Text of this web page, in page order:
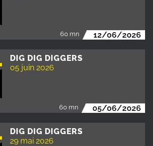
60 mn 12/06/2026
DIG DIG DIGGERS
05 juin 2026
60 mn 05/06/2026
DIG DIG DIGGERS
29 mai 2026